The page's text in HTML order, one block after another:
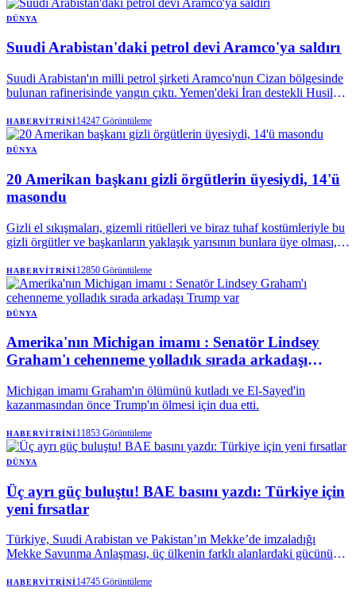
DÜNYA
Suudi Arabistan'daki petrol devi Aramco'ya saldırı
Suudi Arabistan'ın milli petrol şirketi Aramco'nun Cizan bölgesinde
bulunan rafinerisinde yangın çıktı. Yemen'deki İran destekli Husiler,
herhangi bir can kaybı olmadığı bildirildi.
HABERVITRINI14247 Görüntüleme
DÜNYA
20 Amerikan başkanı gizli örgütlerin üyesiydi, 14'ü
masondu
Gizli el sıkışmaları, gizemli ritüelleri ve biraz tuhaf kostümleriyle bu
gizli örgütler ve başkanların yaklaşık yarısının bunlara üye olması,
teorilerine inananların hayal gücünü harekete geçirmiştir .
HABERVITRINI12850 Görüntüleme
DÜNYA
Amerika'nın Michigan imamı : Senatör Lindsey
Graham'ı cehenneme yolladık sırada arkadaşı
Michigan imamı Graham'ın ölümünü kutladı ve El-Sayed'in
kazanmasından önce Trump'ın ölmesi için dua etti.
HABERVITRINI11853 Görüntüleme
DÜNYA
Üç ayrı güç buluştu! BAE basını yazdı: Türkiye için
yeni fırsatlar
Türkiye, Suudi Arabistan ve Pakistan’ın Mekke’de imzaladığı
Mekke Savunma Anlaşması, üç ülkenin farklı alanlardaki gücünü
anlaşmaya ilişkin BAE merkezli analizde, düzenlemenin yalnızca
HABERVITRINI14745 Görüntüleme